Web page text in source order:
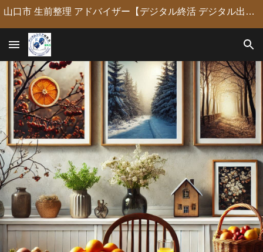
山口市 生前整理 アドバイザー【デジタル終活 デジタル出版 デジタルシニア編集長】定年後の人生の物語を「最高のデジタル資産」に編集・昇華。 古いネガやVHSのデジタル化からプロの構成による自分史動画制作、終活事務までトータルサポート。 長年のキャリアを持つプロがあなたの想いの継承を全力で支援します。